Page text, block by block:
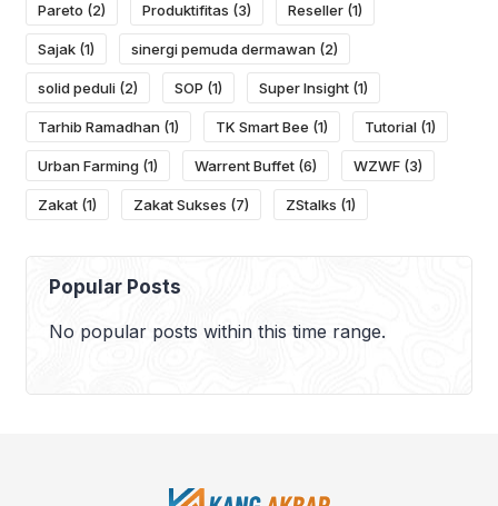
Pareto (2) Produktifitas (3) Reseller (1)
Sajak (1) sinergi pemuda dermawan (2)
solid peduli (2) SOP (1) Super Insight (1)
Tarhib Ramadhan (1) TK Smart Bee (1) Tutorial (1)
Urban Farming (1) Warrent Buffet (6) WZWF (3)
Zakat (1) Zakat Sukses (7) ZStalks (1)
Popular Posts
No popular posts within this time range.